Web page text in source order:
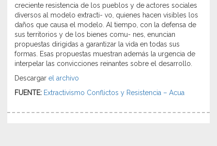
creciente resistencia de los pueblos y de actores sociales
diversos al modelo extracti- vo, quienes hacen visibles los
daños que causa el modelo. Al tiempo, con la defensa de
sus territorios y de los bienes comu- nes, enuncian
propuestas dirigidas a garantizar la vida en todas sus
formas. Esas propuestas muestran además la urgencia de
interpelar las convicciones reinantes sobre el desarrollo.
Descargar el archivo
FUENTE: Extractivismo Conflictos y Resistencia – Acua